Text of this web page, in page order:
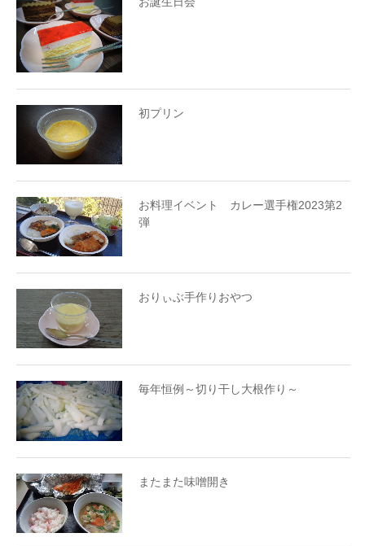
初プリン
お料理イベント カレー選手権2023第2
弾
おりぃぶ手作りおやつ
毎年恒例～切り干し大根作り～
またまた味噌開き